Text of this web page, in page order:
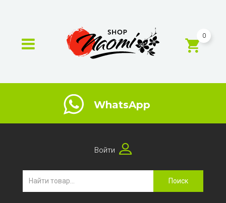
0
WhatsApp
Войти
Поиск